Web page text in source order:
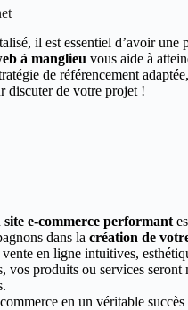
il est essentiel d’avoir une
à manglieu vous aide à
de référencement
discuter de votre projet !
site e-commerce performant
dans la création de
en ligne intuitives,
vos produits ou services
en un véritable